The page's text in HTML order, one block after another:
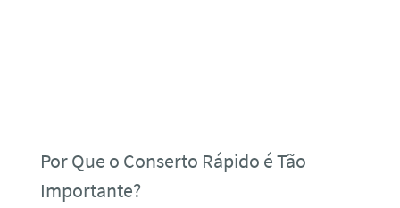
Por Que o Conserto Rápido é Tão
Importante?